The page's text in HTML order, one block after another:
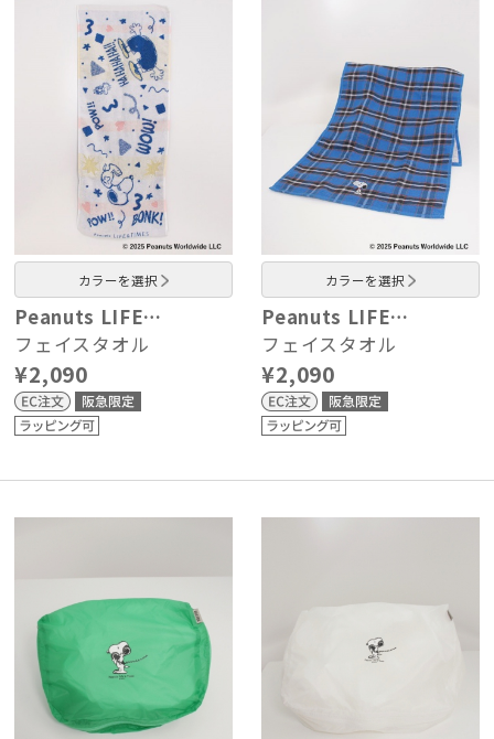
カラーを選択
Peanuts LIFE…
フェイスタオル
¥2,090
カラーを選択
Peanuts LIFE…
フェイスタオル
¥2,090